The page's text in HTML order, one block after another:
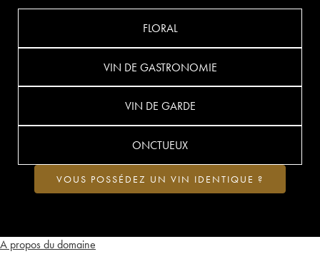
A propos du domaine
FLORAL
VIN DE GASTRONOMIE
VIN DE GARDE
ONCTUEUX
VOUS POSSÉDEZ UN VIN IDENTIQUE ?